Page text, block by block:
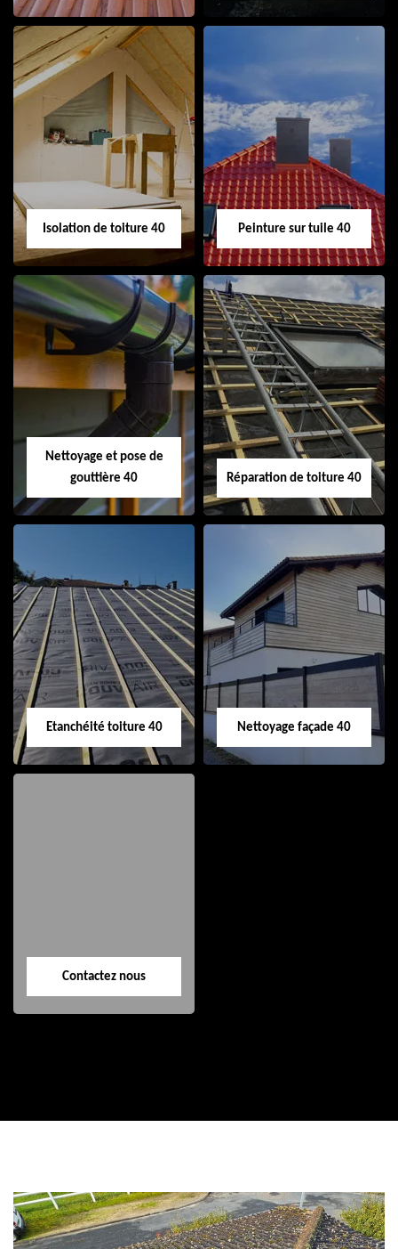
Urgence fuite de
toiture 40
Nettoyage
demoussage
toiture 40
Isolation de toiture 40
Isolation de toiture
40
Peinture sur tuile 40
Peinture sur tuile
40
Nettoyage et pose de
gouttière 40
Nettoyage et pose
de gouttière 40
Réparation de toiture 40
Réparation de
toiture 40
Etanchéité toiture 40 Nettoyage façade 40
Contactez nous